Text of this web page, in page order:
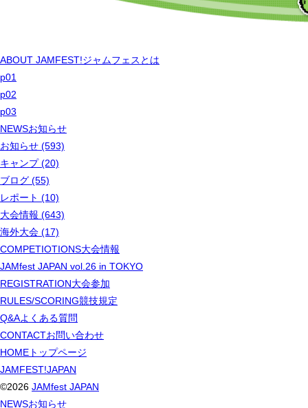
ABOUT JAMFEST!ジャムフェスとは
p01
p02
p03
NEWSお知らせ
お知らせ (593)
キャンプ (20)
ブログ (55)
レポート (10)
大会情報 (643)
海外大会 (17)
COMPETIOTIONS大会情報
JAMfest JAPAN vol.26 in TOKYO
REGISTRATION大会参加
RULES/SCORING競技規定
Q&Aよくある質問
CONTACTお問い合わせ
HOME トップページ
JAMFEST!JAPAN
©2026 JAMfest JAPAN
NEWSお知らせ